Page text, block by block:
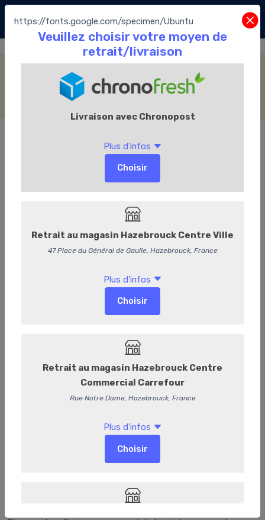
https://fonts.google.com/specimen/Ubuntu
La Boutique
Pâte à tartiner noisettes